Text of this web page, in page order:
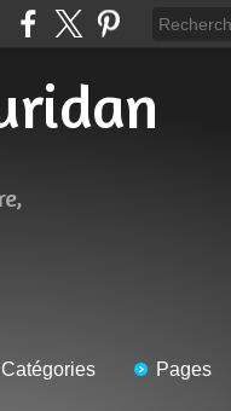
Catégories Pages